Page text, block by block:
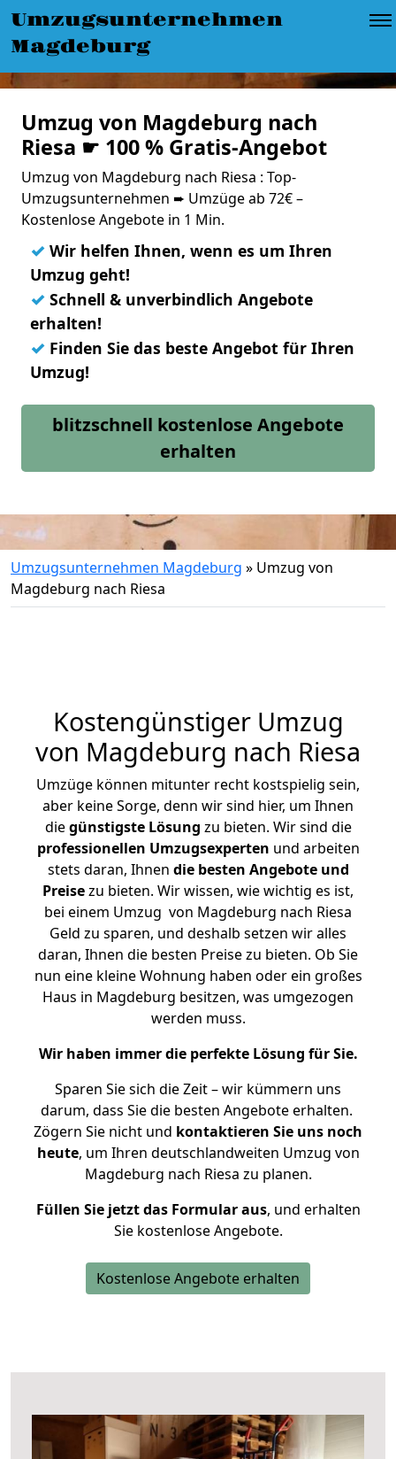
Umzugsunternehmen
Magdeburg
Umzug von Magdeburg nach
Riesa ☛ 100 % Gratis-Angebot
Umzug von Magdeburg nach Riesa : Top-
Umzugsunternehmen ➨ Umzüge ab 72€ –
Kostenlose Angebote in 1 Min.
✓ Wir helfen Ihnen, wenn es um Ihren
Umzug geht!
✓ Schnell & unverbindlich Angebote
erhalten!
✓ Finden Sie das beste Angebot für Ihren
Umzug!
blitzschnell kostenlose Angebote
erhalten
Umzugsunternehmen Magdeburg » Umzug von
Magdeburg nach Riesa
Kostengünstiger Umzug
von Magdeburg nach Riesa
Umzüge können mitunter recht kostspielig sein,
aber keine Sorge, denn wir sind hier, um Ihnen
diegünstigste Lösung zu bieten. Wir sind die
professionellen Umzugsexperten und arbeiten
stets daran, Ihnen die besten Angebote und
Preisezu bieten. Wir wissen, wie wichtig es ist,
bei einem Umzug von Magdeburg nach Riesa
Geld zu sparen, und deshalb setzen wir alles
daran, Ihnen die besten Preise zu bieten. Ob Sie
nun eine kleine Wohnung haben oder ein großes
Haus in Magdeburg besitzen, was umgezogen
werden muss.
Wir haben immer die perfekte Lösung für Sie.
Sparen Sie sich die Zeit – wir kümmern uns
darum, dass Sie die besten Angebote erhalten.
Zögern Sie nicht und kontaktieren Sie uns noch
heute, um Ihren deutschlandweiten Umzug von
Magdeburg nach Riesa zu planen.
Füllen Sie jetzt das Formular aus, und erhalten
Sie kostenlose Angebote.
Kostenlose Angebote erhalten